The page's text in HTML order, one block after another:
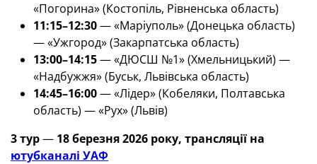
«Погорина» (Костопіль, Рівненська область)
11:15–12:30— «Маріуполь» (Донецька область)
— «Ужгород» (Закарпатська область)
13:00–14:15— «ДЮСШ №1» (Хмельницький) —
«Надбужжя» (Буськ, Львівська область)
14:45–16:00— «Лідер» (Кобеляки, Полтавська
область) — «Рух» (Львів)
3 тур— 18 березня 2026 року, трансляції на
ютубканалі УАФ